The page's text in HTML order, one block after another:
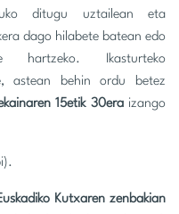
ditugu uztailean eta
dago hilabete batean edo
hartzeko. Ikasturteko
astean behin ordu betez
15etik 30eraizango
Kutxaren zenbakian